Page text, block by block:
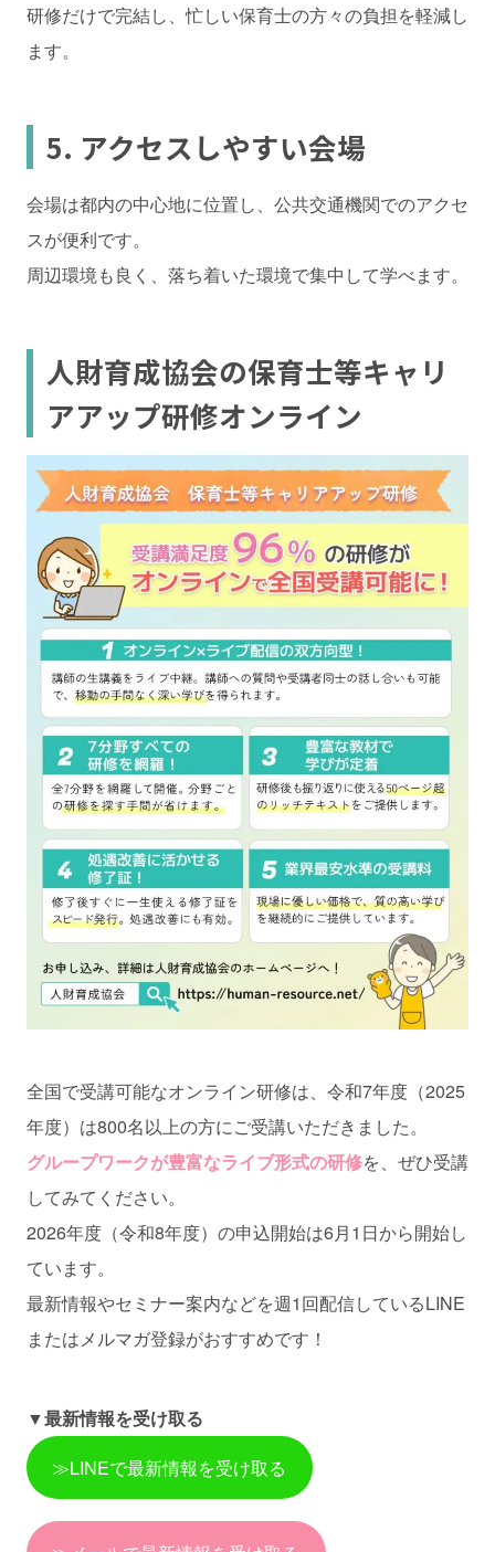
研修だけで完結し、忙しい保育士の方々の負担を軽減し
ます。
5. アクセスしやすい会場
会場は都内の中心地に位置し、公共交通機関でのアクセ
スが便利です。
周辺環境も良く、落ち着いた環境で集中して学べます。
人財育成協会の保育士等キャリ
アアップ研修オンライン
全国で受講可能なオンライン研修は、令和7年度（2025
年度）は800名以上の方にご受講いただきました。
グループワークが豊富なライブ形式の研修を、ぜひ受講
してみてください。
2026年度（令和8年度）の申込開始は6月1日から開始し
ています。
最新情報やセミナー案内などを週1回配信しているLINE
またはメルマガ登録がおすすめです！
▼最新情報を受け取る
≫LINEで最新情報を受け取る